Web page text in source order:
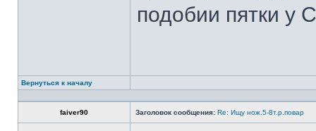
подобии пятки у
Вернуться к началу
faiver90 Заголовок сообщения: Re: Ищу нож.5-8т.р.повар